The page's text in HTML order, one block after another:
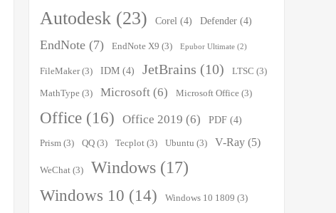
Autodesk (23) Corel (4) Defender (4)
EndNote (7) EndNote X9 (3) Epubor Ultimate (2)
FileMaker(3) IDM (4) JetBrains (10) LTSC (3)
MathType (3) Microsoft (6) Microsoft Office (3)
Office (16) Office 2019 (6) PDF (4)
Prism (3) QQ (3) Tecplot (3) Ubuntu (3) V-Ray (5)
WeChat (3) Windows (17)
Windows 10 (14) Windows 10 1809 (3)